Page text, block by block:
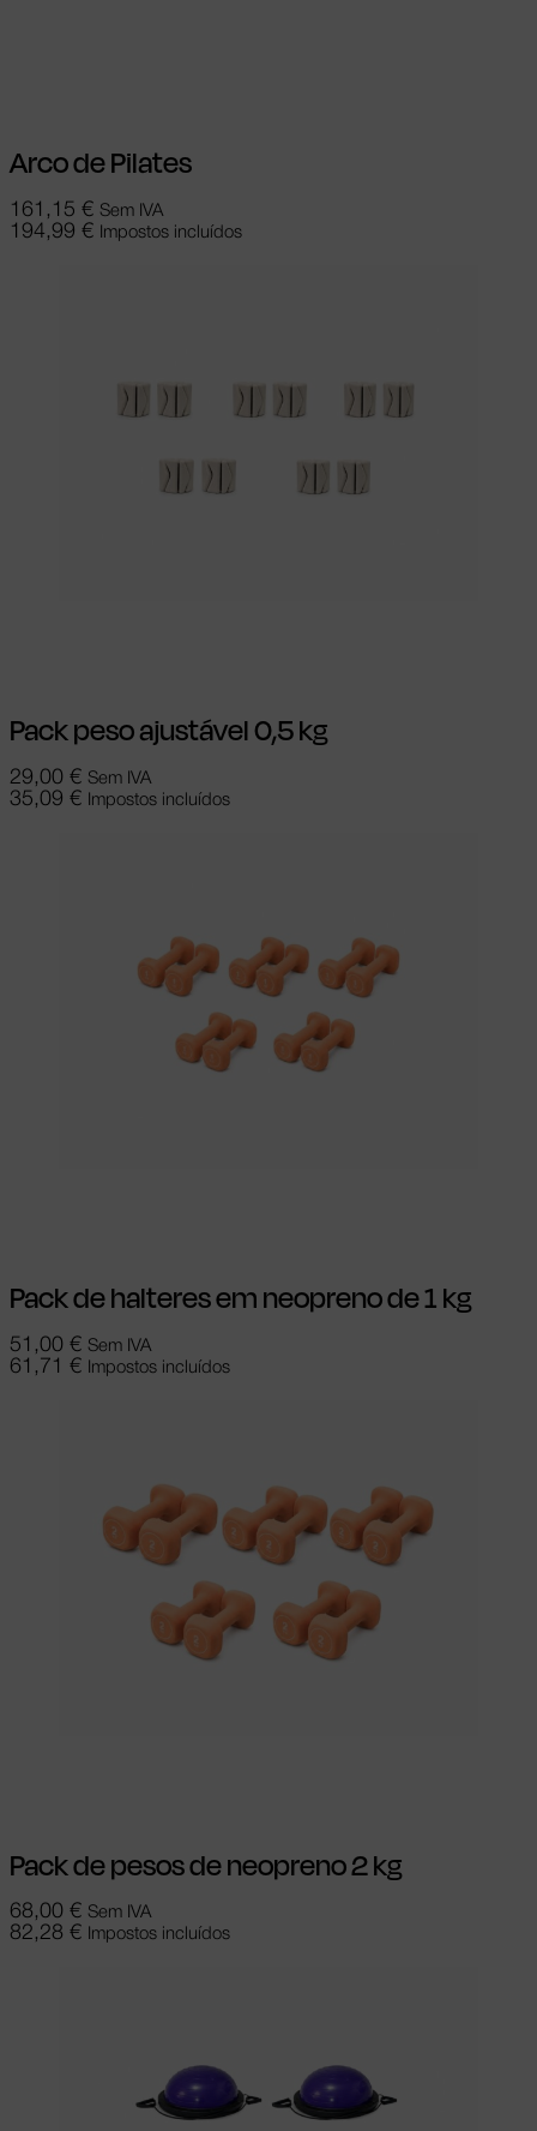
Arco de Pilates
161,15 € Sem IVA
194,99 € Impostos incluídos
Pack peso ajustável 0,5 kg
29,00 € Sem IVA
35,09 € Impostos incluídos
Pack de halteres em neopreno de 1 kg
51,00 € Sem IVA
61,71 € Impostos incluídos
Pack de pesos de neopreno 2 kg
68,00 € Sem IVA
82,28 € Impostos incluídos